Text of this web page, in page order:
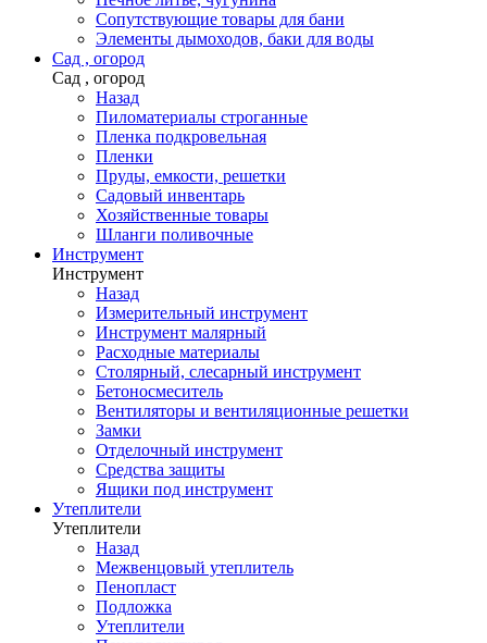
Сопутствующие товары для бани
Элементы дымоходов, баки для воды
Сад , огород
Сад , огород
Назад
Пиломатериалы строганные
Пленка подкровельная
Пленки
Пруды, емкости, решетки
Садовый инвентарь
Хозяйственные товары
Шланги поливочные
Инструмент
Инструмент
Назад
Измерительный инструмент
Инструмент малярный
Расходные материалы
Столярный, слесарный инструмент
Бетоносмеситель
Вентиляторы и вентиляционные решетки
Замки
Отделочный инструмент
Средства защиты
Ящики под инструмент
Утеплители
Утеплители
Назад
Межвенцовый утеплитель
Пенопласт
Подложка
Утеплители